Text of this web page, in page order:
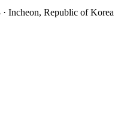
Incheon, Republic of Korea